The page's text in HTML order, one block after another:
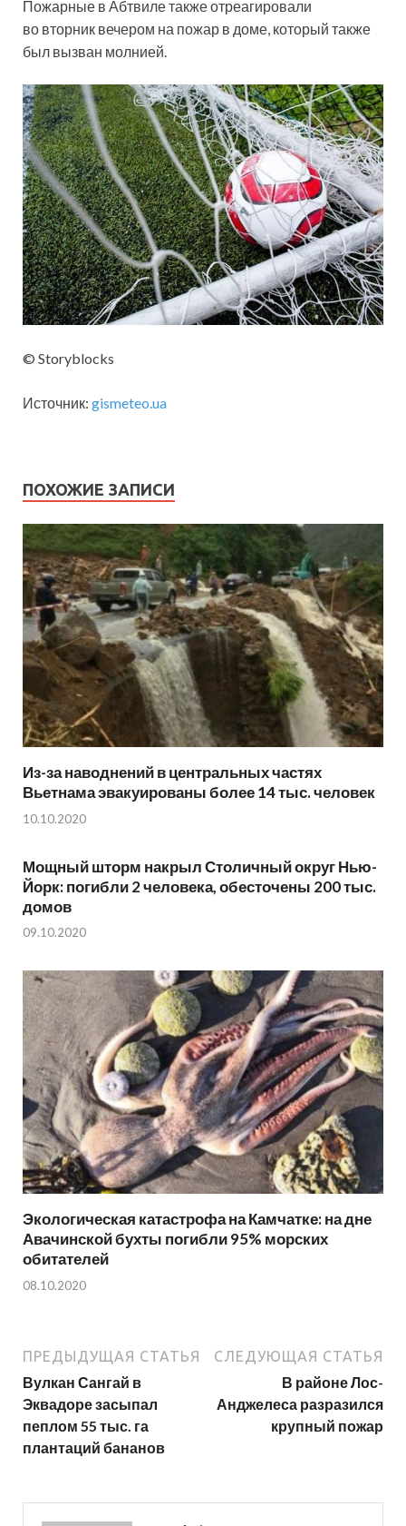
Пожарные в Абтвиле также отреагировали
во вторник вечером на пожар в доме, который также
был вызван молнией.
© Storyblocks
Источник: gismeteo.ua
ПОХОЖИЕ ЗАПИСИ
Из-за наводнений в центральных частях
Вьетнама эвакуированы более 14 тыс. человек
10.10.2020
Мощный шторм накрыл Столичный округ Нью-
Йорк: погибли 2 человека, обесточены 200 тыс.
домов
09.10.2020
Экологическая катастрофа на Камчатке: на дне
Авачинской бухты погибли 95% морских
обитателей
08.10.2020
ПРЕДЫДУЩАЯ СТАТЬЯ
Вулкан Сангай в
Эквадоре засыпал
пеплом 55 тыс. га
плантаций бананов
СЛЕДУЮЩАЯ СТАТЬЯ
В районе Лос-
Анджелеса разразился
крупный пожар